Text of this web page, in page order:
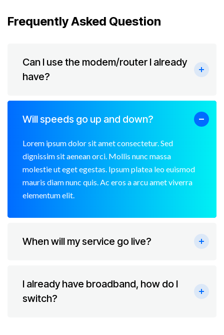
Frequently Asked Question
Can I use the modem/router I already
have?
Will speeds go up and down?
Lorem ipsum dolor sit amet consectetur. Sed
dignissim sit aenean orci. Mollis nunc massa
molestie ut eget egestas. Ipsum platea leo euismod
mauris diam nunc quis. Ac eros a arcu amet viverra
elementum elit.
When will my service go live?
I already have broadband, how do I
switch?